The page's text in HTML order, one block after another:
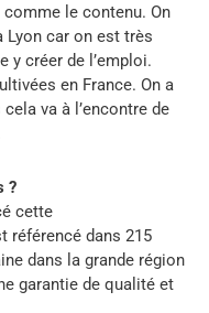
le contenu. On
car on est très
y créer de l’emploi.
en France. On a
va à l’encontre de
?
cette
référencé dans 215
dans la grande région
garantie de qualité et